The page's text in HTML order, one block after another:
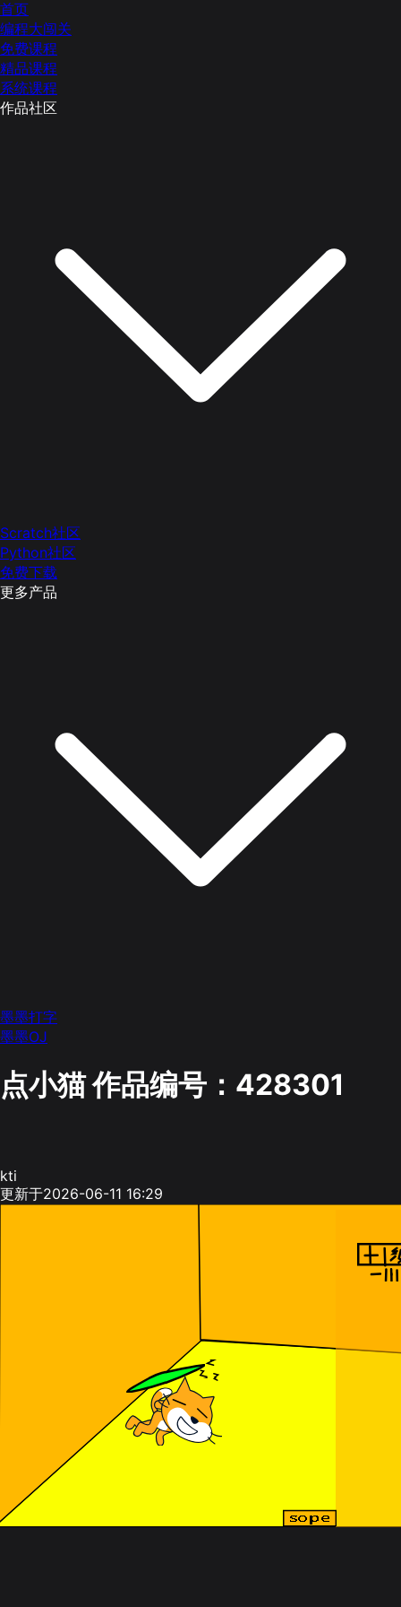
首页
编程大闯关
免费课程
精品课程
系统课程
作品社区
Scratch社区
Python社区
免费下载
更多产品
墨墨打字
墨墨OJ
点小猫作品编号：428301
kti
更新于2026-06-11 16:29